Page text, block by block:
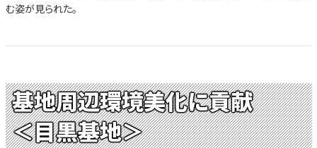
む姿が見られた。
基地周辺環境美化に貢献
＜目黒基地＞